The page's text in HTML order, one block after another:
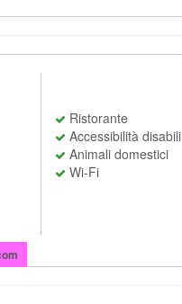
Ristorante
Accessibilità disabili
Animali domestici
Wi-Fi